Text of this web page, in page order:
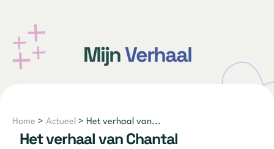
MijnVerhaal
Home > Actueel > Het verhaal van...
Het verhaal van Chantal